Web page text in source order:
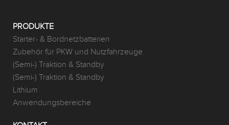
PRODUKTE
Starter- & Bordnetzbatterien
Zubehör für PKW und Nutzfahrzeuge
(Semi-) Traktion & Standby
(Semi-) Traktion & Standby
Lithium
Anwendungsbereiche